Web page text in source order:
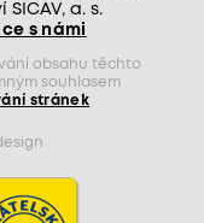
a. s.
s námi
obsahu těchto
souhlasem
stránek